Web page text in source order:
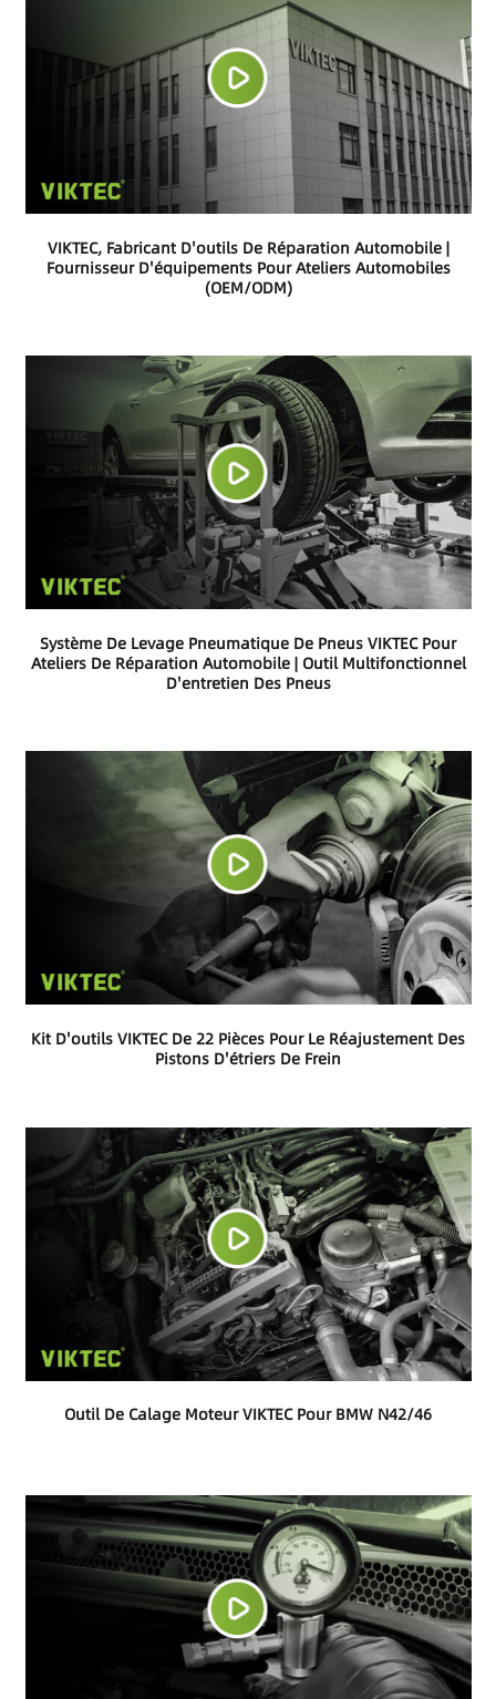
VIKTEC, Fabricant D'outils De Réparation Automobile |
Fournisseur D'équipements Pour Ateliers Automobiles
(OEM/ODM)
Système De Levage Pneumatique De Pneus VIKTEC Pour
Ateliers De Réparation Automobile | Outil Multifonctionnel
D'entretien Des Pneus
Kit D'outils VIKTEC De 22 Pièces Pour Le Réajustement Des
Pistons D'étriers De Frein
Outil De Calage Moteur VIKTEC Pour BMW N42/46